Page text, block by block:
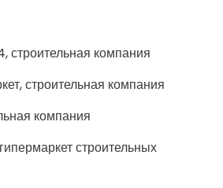
строительная компания
строительная компания
компания
строительных